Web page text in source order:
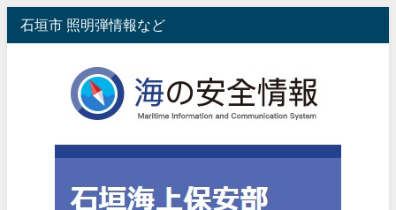
石垣市 照明弾情報など